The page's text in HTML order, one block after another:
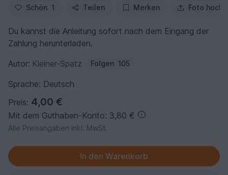
Schön 1 Teilen Merken Foto
Du kannst die Anleitung sofort nach dem Eingang der
Zahlung herunterladen.
Autor: Kleiner-Spatz Folgen 105
Sprache: Deutsch
Preis: 4,00 €
Mit dem Guthaben-Konto: 3,80 €
Alle Preisangaben inkl. MwSt.